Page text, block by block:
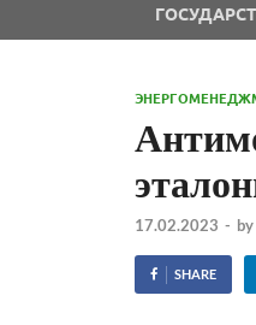
17.02.2023 - by
SHARE